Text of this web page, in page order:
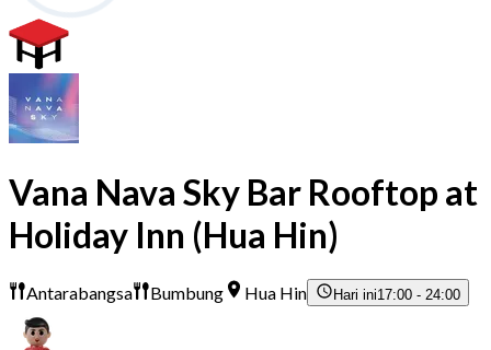
Vana Nava Sky Bar Rooftop at
Holiday Inn (Hua Hin)
Antarabangsa Bumbung Hua Hin Hari ini17:00 - 24:00